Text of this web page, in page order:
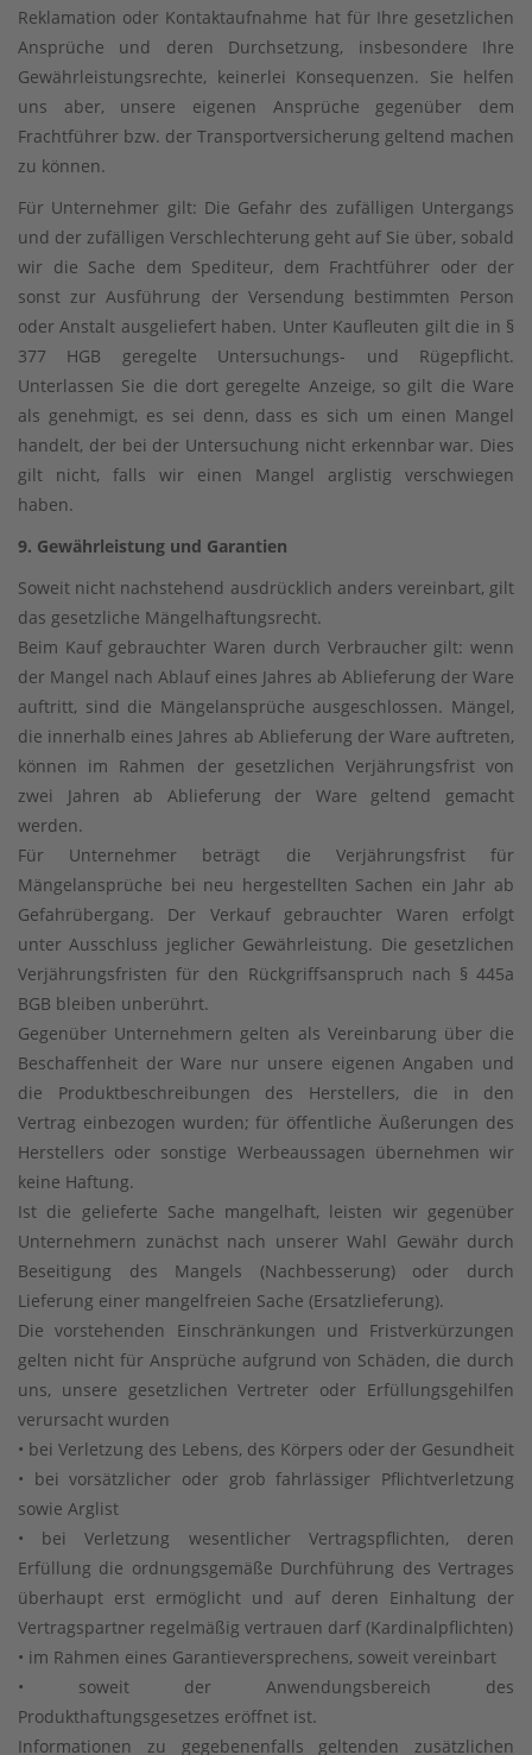
Reklamation oder Kontaktaufnahme hat für Ihre gesetzlichen
Ansprüche und deren Durchsetzung, insbesondere Ihre
Gewährleistungsrechte, keinerlei Konsequenzen. Sie helfen
uns aber, unsere eigenen Ansprüche gegenüber dem
Frachtführer bzw. der Transportversicherung geltend machen
zu können.
Für Unternehmer gilt: Die Gefahr des zufälligen Untergangs
und der zufälligen Verschlechterung geht auf Sie über, sobald
wir die Sache dem Spediteur, dem Frachtführer oder der
sonst zur Ausführung der Versendung bestimmten Person
oder Anstalt ausgeliefert haben. Unter Kaufleuten gilt die in §
377 HGB geregelte Untersuchungs- und Rügepflicht.
Unterlassen Sie die dort geregelte Anzeige, so gilt die Ware
als genehmigt, es sei denn, dass es sich um einen Mangel
handelt, der bei der Untersuchung nicht erkennbar war. Dies
gilt nicht, falls wir einen Mangel arglistig verschwiegen
haben.
9. Gewährleistung und Garantien
Soweit nicht nachstehend ausdrücklich anders vereinbart, gilt
das gesetzliche Mängelhaftungsrecht.
Beim Kauf gebrauchter Waren durch Verbraucher gilt: wenn
der Mangel nach Ablauf eines Jahres ab Ablieferung der Ware
auftritt, sind die Mängelansprüche ausgeschlossen. Mängel,
die innerhalb eines Jahres ab Ablieferung der Ware auftreten,
können im Rahmen der gesetzlichen Verjährungsfrist von
zwei Jahren ab Ablieferung der Ware geltend gemacht
werden.
Für Unternehmer beträgt die Verjährungsfrist für
Mängelansprüche bei neu hergestellten Sachen ein Jahr ab
Gefahrübergang. Der Verkauf gebrauchter Waren erfolgt
unter Ausschluss jeglicher Gewährleistung. Die gesetzlichen
Verjährungsfristen für den Rückgriffsanspruch nach § 445a
BGB bleiben unberührt.
Gegenüber Unternehmern gelten als Vereinbarung über die
Beschaffenheit der Ware nur unsere eigenen Angaben und
die Produktbeschreibungen des Herstellers, die in den
Vertrag einbezogen wurden; für öffentliche Äußerungen des
Herstellers oder sonstige Werbeaussagen übernehmen wir
keine Haftung.
Ist die gelieferte Sache mangelhaft, leisten wir gegenüber
Unternehmern zunächst nach unserer Wahl Gewähr durch
Beseitigung des Mangels (Nachbesserung) oder durch
Lieferung einer mangelfreien Sache (Ersatzlieferung).
Die vorstehenden Einschränkungen und Fristverkürzungen
gelten nicht für Ansprüche aufgrund von Schäden, die durch
uns, unsere gesetzlichen Vertreter oder Erfüllungsgehilfen
verursacht wurden
• bei Verletzung des Lebens, des Körpers oder der Gesundheit
• bei vorsätzlicher oder grob fahrlässiger Pflichtverletzung
sowie Arglist
• bei Verletzung wesentlicher Vertragspflichten, deren
Erfüllung die ordnungsgemäße Durchführung des Vertrages
überhaupt erst ermöglicht und auf deren Einhaltung der
Vertragspartner regelmäßig vertrauen darf (Kardinalpflichten)
• im Rahmen eines Garantieversprechens, soweit vereinbart
• soweit der Anwendungsbereich des
Produkthaftungsgesetzes eröffnet ist.
Informationen zu gegebenenfalls geltenden zusätzlichen